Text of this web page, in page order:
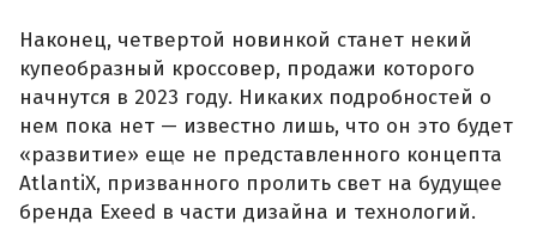
Наконец, четвертой новинкой станет некий
купеобразный кроссовер, продажи которого
начнутся в 2023 году. Никаких подробностей о
нем пока нет — известно лишь, что он это будет
«развитие» еще не представленного концепта
AtlantiX, призванного пролить свет на будущее
бренда Exeed в части дизайна и технологий.